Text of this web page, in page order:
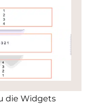
die Widgets